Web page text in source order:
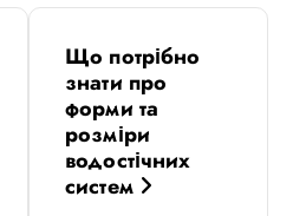
Що потрібно
знати про
форми та
розміри
водостічних
систем